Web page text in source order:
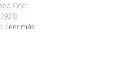
One
Leer más